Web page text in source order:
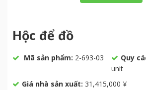
Hộc để đồ
Mã sản phẩm: 2-693-03 Quy
unit
Giá nhà sản xuất: 31,415,000 ¥